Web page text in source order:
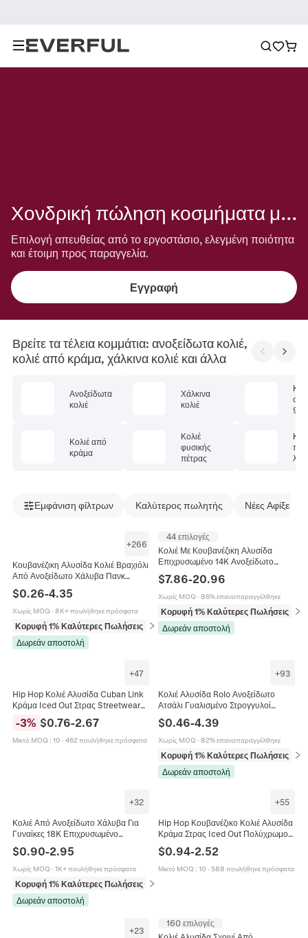
Χονδρική πώληση κοσμήματα με αλυσίδα
Επιλογή απευθείας από το εργοστάσιο, ελεγμένη ποιότητα
και έτοιμη προς παραγγελία.
Εγγραφή
Βρείτε τα τέλεια κομμάτια: ανοξείδωτα κολιέ,
κολιέ από κράμα, χάλκινα κολιέ και άλλα
Ανοξείδωτα
κολιέ
Κολιέ από
κράμα
Χάλκινα
κολιέ
Κολιέ
φυσικής
πέτρας
925
Εμφάνιση φίλτρων Καλύτερος πωλητής Νέες Αφίξεις
+266
Κουβανέζικη Αλυσίδα Κολιέ Βραχιόλι
Από Ανοξείδωτο Χάλυβα Πανκ
Ανθεκτικά Επίπεδα Κοσμήματα Για
Άνδρες Γυναίκες
$0.26-4.35
Χωρίς MOQ · 8K+ πουλήθηκε πρόσφατα
Κορυφή 1% Καλύτερες Πωλήσεις
σε Κολιέ
Δωρεάν αποστολή
44 επιλογές
Κολιέ Με Κουβανέζικη Αλυσίδα
Επιχρυσωμένο 14K Ανοξείδωτο
Ατσάλι Γυαλισμένο Λείο Κούμπωμα
Hip Hop Streetwear Κοσμήματα Για
Άνδρες
$7.86-20.96
Χωρίς MOQ · 86% επαναπαραγγέλθηκε
Κορυφή 1% Καλύτερες Πωλήσεις
σε
Δωρεάν αποστολή
+47
Hip Hop Κολιέ Αλυσίδα Cuban Link
Κράμα Iced Out Στρας Streetwear
Κοσμήματα Για Άνδρες Unisex
Πολυτελή Λαμπερά
-3% $0.76-2.67
Μικτό MOQ : 10 · 462 πουλήθηκε πρόσφατα
+93
Κολιέ Αλυσίδα Rolo Ανοξείδωτο
Ατσάλι Γυαλισμένο Στρογγυλοί
Κρίκοι 18K Επιχρυσωμένο Unisex
Κοσμήματα Μόδας Στυλ Hip Hop
$0.46-4.39
Χωρίς MOQ · 82% επαναπαραγγέλθηκε
Κορυφή 1% Καλύτερες Πωλήσεις
σε
Δωρεάν αποστολή
+32
Κολιέ Από Ανοξείδωτο Χάλυβα Για
Γυναίκες 18K Επιχρυσωμένο
Μινιμαλιστική Αλυσίδα Κοσμήματα
Δώρο
$0.90-2.95
Χωρίς MOQ · 1K+ πουλήθηκε πρόσφατα
Κορυφή 1% Καλύτερες Πωλήσεις
σε Κολιέ
Δωρεάν αποστολή
+55
Hip Hop Κουβανέζικο Κολιέ Αλυσίδα
Κράμα Στρας Iced Out Πολύχρωμο
Streetwear Κοσμήματα Για Γυναίκες
Άνδρες
$0.94-2.52
Μικτό MOQ : 10 · 588 πουλήθηκε πρόσφατα
+23
160 επιλογές